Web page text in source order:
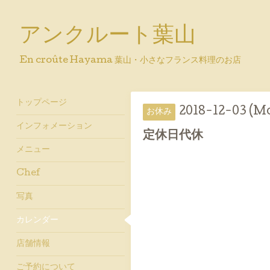
アンクルート葉山
En croûte Hayama 葉山・小さなフランス料理のお店
お休み 2018-12-03
定休日代休
トップページ
インフォメーション
メニュー
Chef
写真
カレンダー
店舗情報
ご予約について